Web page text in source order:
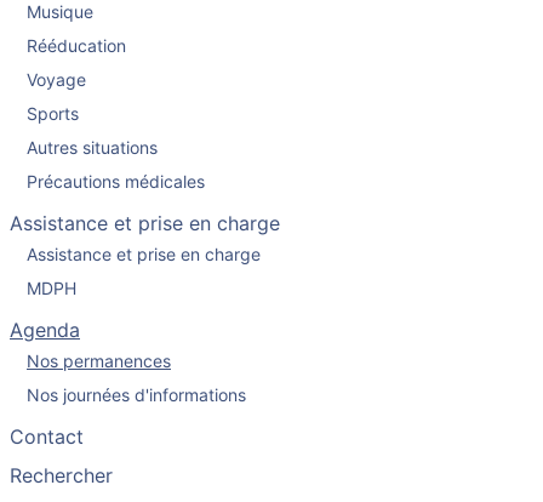
Musique
Rééducation
Voyage
Sports
Autres situations
Précautions médicales
Assistance et prise en charge
Assistance et prise en charge
MDPH
Agenda
Nos permanences
Nos journées d'informations
Contact
Rechercher